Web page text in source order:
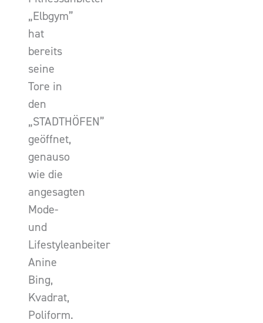
„Elbgym”
hat
bereits
seine
Tore in
den
„STADTHÖFEN”
geöffnet,
genauso
wie die
angesagten
Mode-
und
Lifestyleanbeiter
Anine
Bing,
Kvadrat,
Poliform.